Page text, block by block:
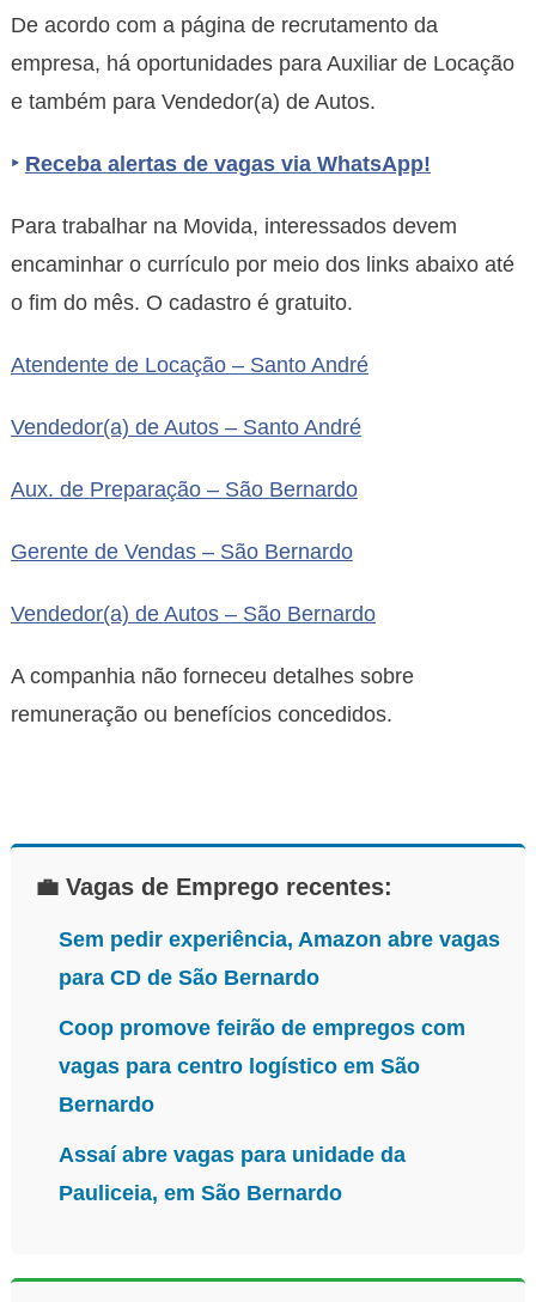
De acordo com a página de recrutamento da
empresa, há oportunidades para Auxiliar de Locação
e também para Vendedor(a) de Autos.
‣ Receba alertas de vagas via WhatsApp!
Para trabalhar na Movida, interessados devem
encaminhar o currículo por meio dos links abaixo até
o fim do mês. O cadastro é gratuito.
Atendente de Locação – Santo André
Vendedor(a) de Autos – Santo André
Aux. de Preparação – São Bernardo
Gerente de Vendas – São Bernardo
Vendedor(a) de Autos – São Bernardo
A companhia não forneceu detalhes sobre
remuneração ou benefícios concedidos.
💼 Vagas de Emprego recentes:
Sem pedir experiência, Amazon abre vagas
para CD de São Bernardo
Coop promove feirão de empregos com
vagas para centro logístico em São
Bernardo
Assaí abre vagas para unidade da
Pauliceia, em São Bernardo